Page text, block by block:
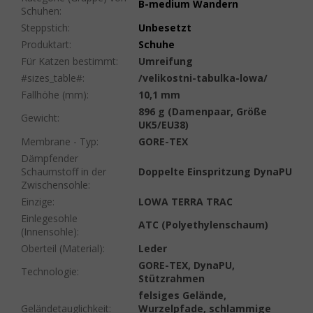
Schuhen:
B-medium Wandern
Steppstich:
Unbesetzt
Produktart:
Schuhe
Für Katzen bestimmt:
Umreifung
#sizes_table#:
/velikostni-tabulka-lowa/
Fallhöhe (mm):
10,1 mm
Gewicht:
896 g (Damenpaar, Größe
UK5/EU38)
Membrane - Typ:
GORE-TEX
Dämpfender
Schaumstoff in der
Zwischensohle:
Doppelte Einspritzung DynaPU
Einzige:
LOWA TERRA TRAC
Einlegesohle
(Innensohle):
ATC (Polyethylenschaum)
Oberteil (Material):
Leder
Technologie:
GORE-TEX, DynaPU,
Stützrahmen
Geländetauglichkeit:
felsiges Gelände,
Wurzelpfade, schlammige